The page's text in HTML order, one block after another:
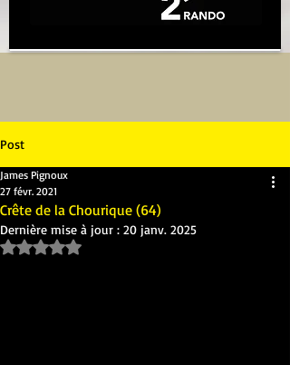
Post
Crête de la Chourique (64)
James Pignoux
27 févr. 2021
Dernière mise à jour : 20 janv. 2025
Noté NaN étoiles sur 5.